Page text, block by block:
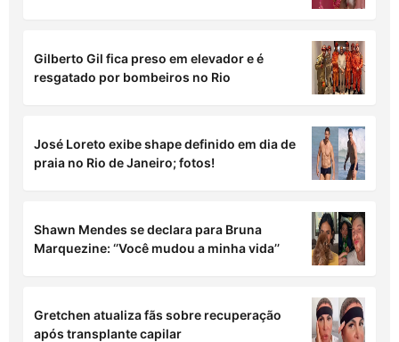
Gilberto Gil fica preso em elevador e é
resgatado por bombeiros no Rio
José Loreto exibe shape definido em dia de
praia no Rio de Janeiro; fotos!
Shawn Mendes se declara para Bruna
Marquezine: ‘’Você mudou a minha vida’’
Gretchen atualiza fãs sobre recuperação
após transplante capilar